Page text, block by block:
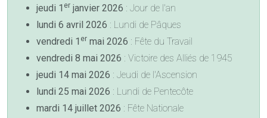
jeudi 1 er janvier 2026 : Jour de l'an
lundi 6 avril 2026 : Lundi de Pâques
vendredi 1 er mai 2026 : Fête du Travail
vendredi 8 mai 2026 : Victoire des Alliés de 1945
jeudi 14 mai 2026 : Jeudi de l'Ascension
lundi 25 mai 2026 : Lundi de Pentecôte
mardi 14 juillet 2026 : Fête Nationale